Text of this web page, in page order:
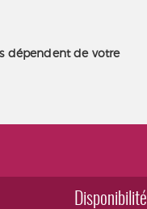
dépendent de votre
Disponibilité